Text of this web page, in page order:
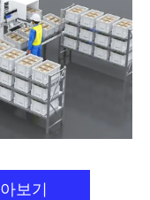
보기